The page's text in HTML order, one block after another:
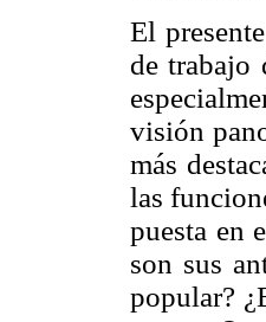
El
de trabajo
visión
más
las
puesta en
son sus
popular?